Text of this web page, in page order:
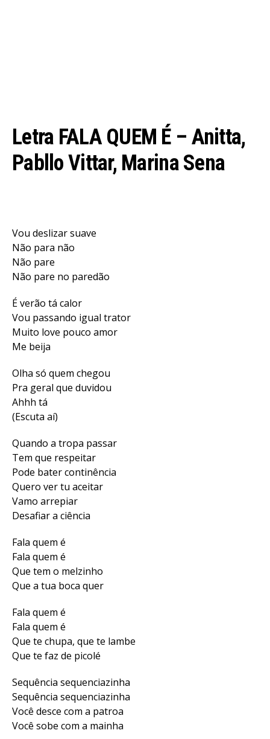
Letra FALA QUEM É – Anitta,
Pabllo Vittar, Marina Sena
Vou deslizar suave
Não para não
Não pare
Não pare no paredão
É verão tá calor
Vou passando igual trator
Muito love pouco amor
Me beija
Olha só quem chegou
Pra geral que duvidou
Ahhh tá
(Escuta aí)
Quando a tropa passar
Tem que respeitar
Pode bater continência
Quero ver tu aceitar
Vamo arrepiar
Desafiar a ciência
Fala quem é
Fala quem é
Que tem o melzinho
Que a tua boca quer
Fala quem é
Fala quem é
Que te chupa, que te lambe
Que te faz de picolé
Sequência sеquenciazinha
Sequência sequеnciazinha
Você desce com a patroa
Você sobe com a mainha